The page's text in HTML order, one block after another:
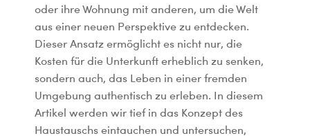
oder ihre Wohnung mit anderen, um die Welt
aus einer neuen Perspektive zu entdecken.
Dieser Ansatz ermöglicht es nicht nur, die
Kosten für die Unterkunft erheblich zu senken,
sondern auch, das Leben in einer fremden
Umgebung authentisch zu erleben. In diesem
Artikel werden wir tief in das Konzept des
Haustauschs eintauchen und untersuchen,